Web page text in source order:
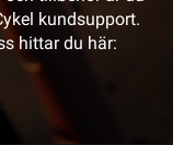
kundsupport.
hittar du här: